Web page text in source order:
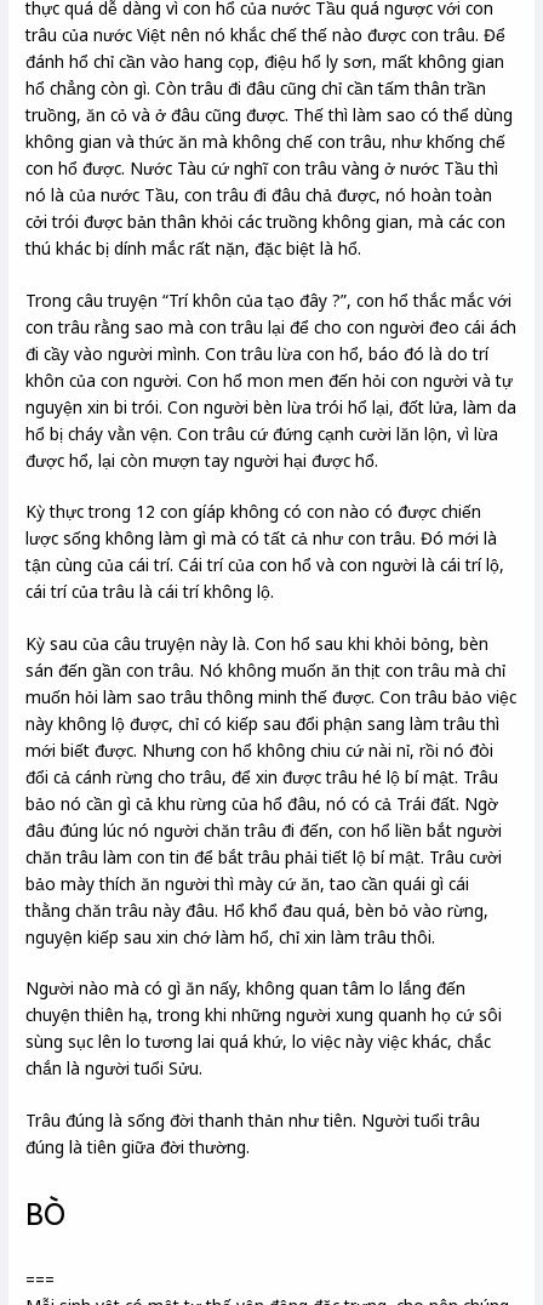
thực quá dễ dàng vì con hổ của nước Tầu quá ngược với con
trâu của nước Việt nên nó khắc chế thế nào được con trâu. Để
đánh hổ chỉ cần vào hang cọp, điệu hổ ly sơn, mất không gian
hổ chẳng còn gì. Còn trâu đi đâu cũng chỉ cần tấm thân trần
truồng, ăn cỏ và ở đâu cũng được. Thế thì làm sao có thể dùng
không gian và thức ăn mà không chế con trâu, như khống chế
con hổ được. Nước Tàu cứ nghĩ con trâu vàng ở nước Tầu thì
nó là của nước Tầu, con trâu đi đâu chả được, nó hoàn toàn
cởi trói được bản thân khỏi các truồng không gian, mà các con
thú khác bị dính mắc rất nặn, đặc biệt là hổ.
Trong câu truyện “Trí khôn của tạo đây ?”, con hổ thắc mắc với
con trâu rằng sao mà con trâu lại để cho con người đeo cái ách
đi cầy vào người mình. Con trâu lừa con hổ, báo đó là do trí
khôn của con người. Con hổ mon men đến hỏi con người và tự
nguyện xin bi trói. Con người bèn lừa trói hổ lại, đốt lửa, làm da
hổ bị cháy vằn vện. Con trâu cứ đứng cạnh cười lăn lộn, vì lừa
được hổ, lại còn mượn tay người hại được hổ.
Kỳ thực trong 12 con gíáp không có con nào có được chiến
lược sống không làm gì mà có tất cả như con trâu. Đó mới là
tận cùng của cái trí. Cái trí của con hổ và con người là cái trí lộ,
cái trí của trâu là cái trí không lộ.
Kỳ sau của câu truyện này là. Con hổ sau khi khỏi bỏng, bèn
sán đến gần con trâu. Nó không muốn ăn thịt con trâu mà chỉ
muốn hỏi làm sao trâu thông minh thế được. Con trâu bảo việc
này không lộ được, chỉ có kiếp sau đổi phận sang làm trâu thì
mới biết được. Nhưng con hổ không chiu cứ nài nỉ, rồi nó đòi
đổi cả cánh rừng cho trâu, để xin được trâu hé lộ bí mật. Trâu
bảo nó cần gì cả khu rừng của hổ đâu, nó có cả Trái đất. Ngờ
đâu đúng lúc nó người chăn trâu đi đến, con hổ liền bắt người
chăn trâu làm con tin để bắt trâu phải tiết lộ bí mật. Trâu cười
bảo mày thích ăn người thì mày cứ ăn, tao cần quái gì cái
thằng chăn trâu này đâu. Hổ khổ đau quá, bèn bỏ vào rừng,
nguyện kiếp sau xin chớ làm hổ, chỉ xin làm trâu thôi.
Người nào mà có gì ăn nấy, không quan tâm lo lắng đến
chuyện thiên hạ, trong khi những người xung quanh họ cứ sôi
sùng sục lên lo tương lai quá khứ, lo việc này việc khác, chắc
chắn là người tuổi Sửu.
Trâu đúng là sống đời thanh thản như tiên. Người tuổi trâu
đúng là tiên giữa đời thường.
BÒ
===